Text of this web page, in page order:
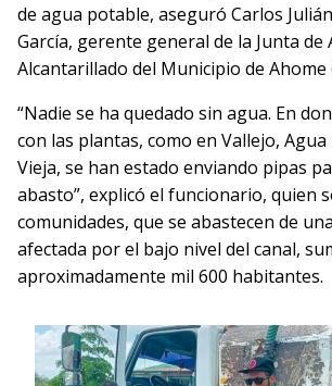
de agua potable, aseguró Carlos
García, gerente general de la Junta de
Alcantarillado del Municipio de Ahome
“Nadie se ha quedado sin agua. En
con las plantas, como en Vallejo,
Vieja, se han estado enviando pipas
abasto”, explicó el funcionario, quien
comunidades, que se abastecen de
afectada por el bajo nivel del canal,
aproximadamente mil 600 habitantes.